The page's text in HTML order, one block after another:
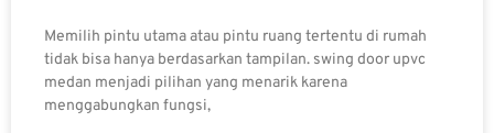
Memilih pintu utama atau pintu ruang tertentu di rumah
tidak bisa hanya berdasarkan tampilan. swing door upvc
medan menjadi pilihan yang menarik karena
menggabungkan fungsi,